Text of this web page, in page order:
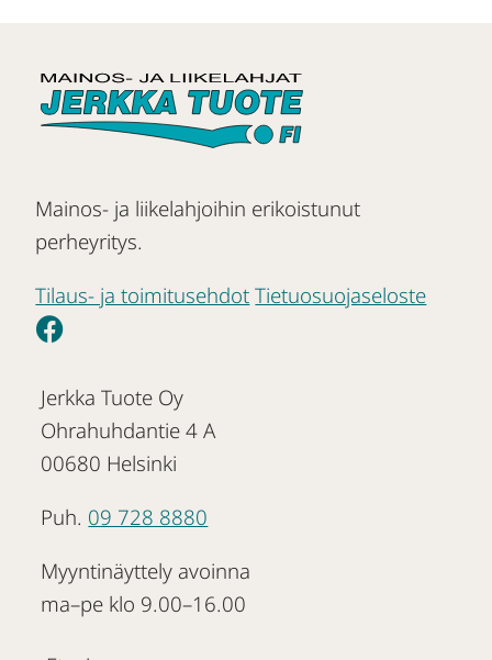
Mainos- ja liikelahjoihin erikoistunut
perheyritys.
Tilaus- ja toimitusehdot Tietuosuojaseloste
Jerkka Tuote Oy
Ohrahuhdantie 4 A
00680 Helsinki
Puh. 09 728 8880
Myyntinäyttely avoinna
ma–pe klo 9.00–16.00